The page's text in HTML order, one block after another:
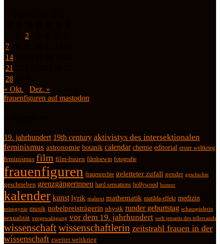
2
7
14
21
28
« Okt.
Dez. »
frauenfiguren auf mastodon
19. jahrhundert 19th century aktivistys des intersektionalen
feminismus astronomie botanik calendar chemie editorial erster weltkrieg
feminismus film film-frauen filmloewin fotografie
frauenfiguren frauenrechte geleiteter zufall gender geschichte
geschrieben grenzgängerinnen hard sensations hollywood humor
kalender kunst lyrik malerei mathematik matilda-effekt medizin
misogynie musik nobelpreisträgerin physik runder geburtstag schauspielerin
sexualität vergewaltigung vor dem 19. jahrhundert welt jenseits des tellerrands
wissenschaftwissenschaftlerin zeitstrahl frauen in der
wissenschaft zweiter weltkrieg